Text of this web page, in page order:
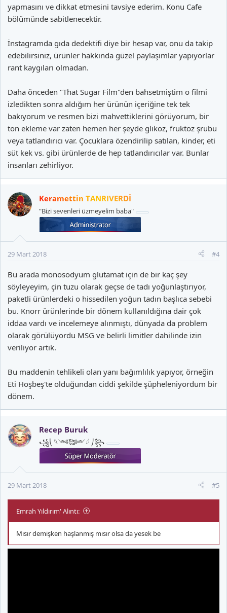
yapmasını ve dikkat etmesini tavsiye ederim. Konu Cafe
bölümünde sabitlenecektir.
İnstagramda gıda dedektifi diye bir hesap var, onu da takip
edebilirsiniz, ürünler hakkında güzel paylaşımlar yapıyorlar
rant kaygıları olmadan.
Daha önceden "That Sugar Film"den bahsetmiştim o filmi
izledikten sonra aldığım her ürünün içeriğine tek tek
bakıyorum ve resmen bizi mahvettiklerini görüyorum, bir
ton ekleme var zaten hemen her şeyde glikoz, fruktoz şrubu
veya tatlandırıcı var. Çocuklara özendirilip satılan, kinder, eti
süt kek vs. gibi ürünlerde de hep tatlandırıcılar var. Bunlar
insanları zehirliyor.
Keramettin TANRIVERDİ
"Bizi sevenleri üzmeyelim baba"
29 Mart 2018 #4
Bu arada monosodyum glutamat için de bir kaç şey
söyleyeyim, çin tuzu olarak geçse de tadı yoğunlaştırıyor,
paketli ürünlerdeki o hissedilen yoğun tadın başlıca sebebi
bu. Knorr ürünlerinde bir dönem kullanıldığına dair çok
iddaa vardı ve incelemeye alınmıştı, dünyada da problem
olarak görülüyordu MSG ve belirli limitler dahilinde izin
veriliyor artık.
Bu maddenin tehlikeli olan yanı bağımlılık yapıyor, örneğin
Eti Hoşbeş'te olduğundan ciddi şekilde şüpheleniyordum bir
dönem.
Recep Buruk
꧁⎝ 𓆩༺🥰༻𓆪 ⎠꧂
29 Mart 2018 #5
Emrah Yıldırım' Alıntı:
Mısır demişken haşlanmış mısır olsa da yesek be